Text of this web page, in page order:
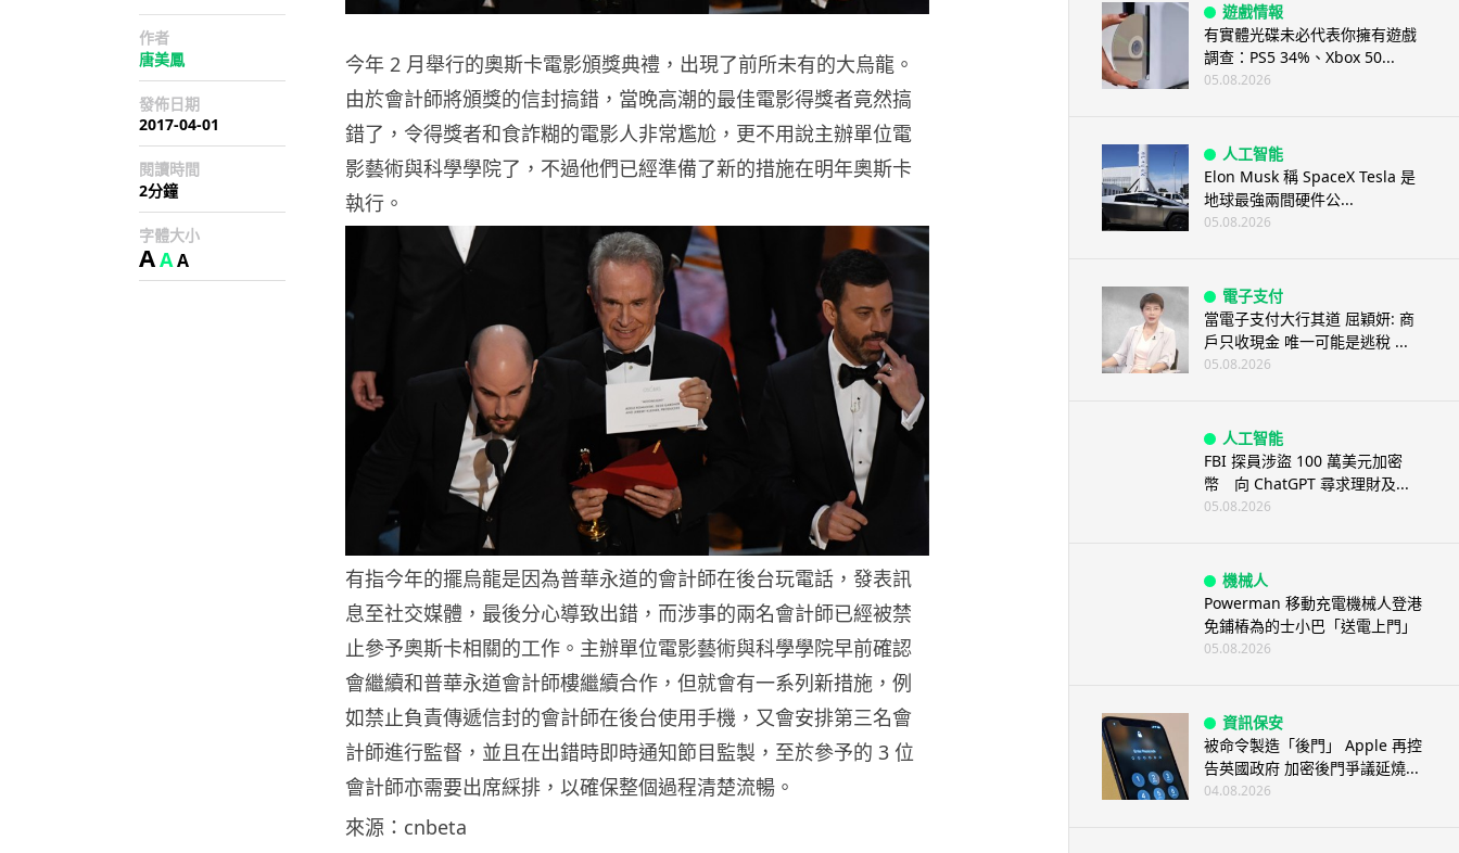
作者
唐美鳳
發佈日期
2017-04-01
閱讀時間
2分鐘
字體大小
AAA
今年 2 月舉行的奧斯卡電影頒獎典禮，出現了前所未有的大烏龍。
由於會計師將頒獎的信封搞錯，當晚高潮的最佳電影得獎者竟然搞
錯了，令得獎者和食詐糊的電影人非常尷尬，更不用說主辦單位電
影藝術與科學學院了，不過他們已經準備了新的措施在明年奧斯卡
執行。
有指今年的擺烏龍是因為普華永道的會計師在後台玩電話，發表訊
息至社交媒體，最後分心導致出錯，而涉事的兩名會計師已經被禁
止參予奧斯卡相關的工作。主辦單位電影藝術與科學學院早前確認
會繼續和普華永道會計師樓繼續合作，但就會有一系列新措施，例
如禁止負責傳遞信封的會計師在後台使用手機，又會安排第三名會
計師進行監督，並且在出錯時即時通知節目監製，至於參予的 3 位
會計師亦需要出席綵排，以確保整個過程清楚流暢。
來源：cnbeta
遊戲情報
有實體光碟未必代表你擁有遊戲
調查：PS5 34%、Xbox 50...
05.08.2026
人工智能
Elon Musk 稱 SpaceX Tesla 是
地球最強兩間硬件公...
05.08.2026
電子支付
當電子支付大行其道 屈穎妍: 商
戶只收現金 唯一可能是逃稅 ...
05.08.2026
人工智能
FBI 探員涉盜 100 萬美元加密
幣 向 ChatGPT 尋求理財及...
05.08.2026
機械人
Powerman 移動充電機械人登港
免鋪樁為的士小巴「送電上門」
05.08.2026
資訊保安
被命令製造「後門」 Apple 再控
告英國政府 加密後門爭議延燒...
04.08.2026